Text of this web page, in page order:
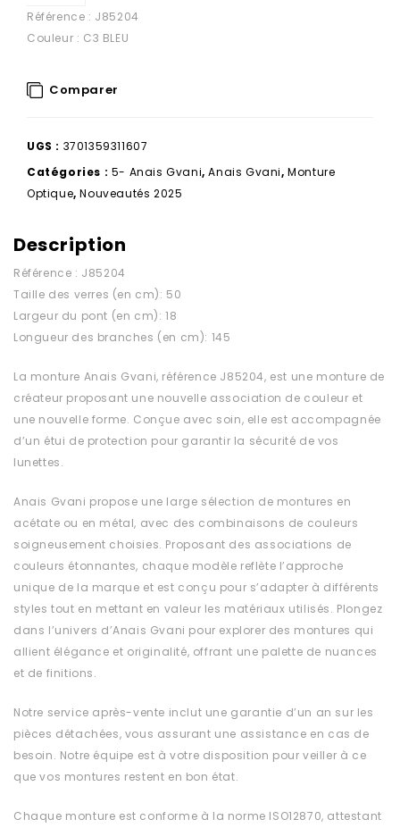
Référence : J85204
Couleur : C3 BLEU
Comparer
UGS : 3701359311607
Catégories : 5- Anais Gvani,Anais Gvani,Monture
Optique,Nouveautés 2025
Description
Référence : J85204
Taille des verres (en cm): 50
Largeur du pont (en cm): 18
Longueur des branches (en cm): 145
La monture Anais Gvani, référence J85204, est une monture de
créateur proposant une nouvelle association de couleur et
une nouvelle forme. Conçue avec soin, elle est accompagnée
d’un étui de protection pour garantir la sécurité de vos
lunettes.
Anais Gvani propose une large sélection de montures en
acétate ou en métal, avec des combinaisons de couleurs
soigneusement choisies. Proposant des associations de
couleurs étonnantes, chaque modèle reflète l’approche
unique de la marque et est conçu pour s’adapter à différents
styles tout en mettant en valeur les matériaux utilisés. Plongez
dans l’univers d’Anais Gvani pour explorer des montures qui
allient élégance et originalité, offrant une palette de nuances
et de finitions.
Notre service après-vente inclut une garantie d’un an sur les
pièces détachées, vous assurant une assistance en cas de
besoin. Notre équipe est à votre disposition pour veiller à ce
que vos montures restent en bon état.
Chaque monture est conforme à la norme ISO12870, attestant